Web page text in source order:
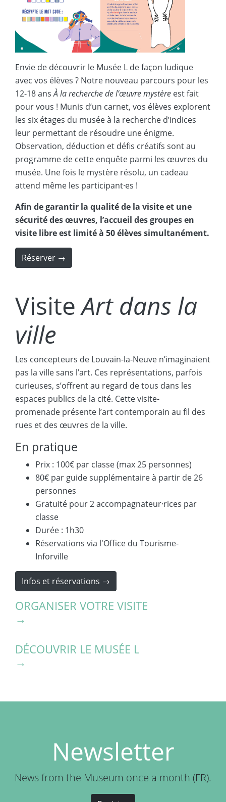
Envie de découvrir le Musée L de façon ludique
avec vos élèves ? Notre nouveau parcours pour les
12-18 ansÀ la recherche de l’œuvre mystère est fait
pour vous ! Munis d’un carnet, vos élèves explorent
les six étages du musée à la recherche d’indices
leur permettant de résoudre une énigme.
Observation, déduction et défis créatifs sont au
programme de cette enquête parmi les œuvres du
musée. Une fois le mystère résolu, un cadeau
attend même les participant·es !
Afin de garantir la qualité de la visite et une
sécurité des œuvres, l’accueil des groupes en
visite libre est limité à 50 élèves simultanément.
Réserver →
VisiteArt dans la
ville
Les concepteurs de Louvain-la-Neuve n’imaginaient
pas la ville sans l’art. Ces représentations, parfois
curieuses, s’offrent au regard de tous dans les
espaces publics de la cité. Cette visite-
promenade présente l’art contemporain au fil des
rues et des œuvres de la ville.
En pratique
Prix : 100€ par classe (max 25 personnes)
80€ par guide supplémentaire à partir de 26
personnes
Gratuité pour 2 accompagnateur·rices par
classe
Durée : 1h30
Réservations via l'Office du Tourisme-
Inforville
Infos et réservations →
ORGANISER VOTRE VISITE
→
DÉCOUVRIR LE MUSÉE L
→
Newsletter
News from the Museum once a month (FR).